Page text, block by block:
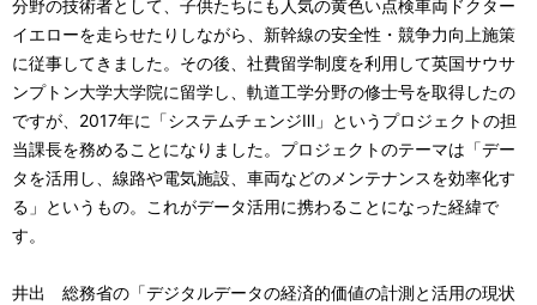
分野の技術者として、子供たちにも人気の黄色い点検車両ドクター
イエローを走らせたりしながら、新幹線の安全性・競争力向上施策
に従事してきました。その後、社費留学制度を利用して英国サウサ
ンプトン大学大学院に留学し、軌道工学分野の修士号を取得したの
ですが、2017年に「システムチェンジⅢ」というプロジェクトの担
当課長を務めることになりました。プロジェクトのテーマは「デー
タを活用し、線路や電気施設、車両などのメンテナンスを効率化す
る」というもの。これがデータ活用に携わることになった経緯で
す。
井出 総務省の「デジタルデータの経済的価値の計測と活用の現状